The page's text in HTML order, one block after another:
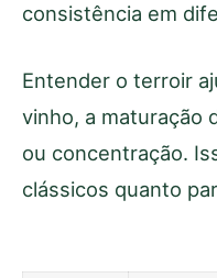
consistência em
Entender o terroir
vinho, a maturação
ou concentração.
clássicos quanto